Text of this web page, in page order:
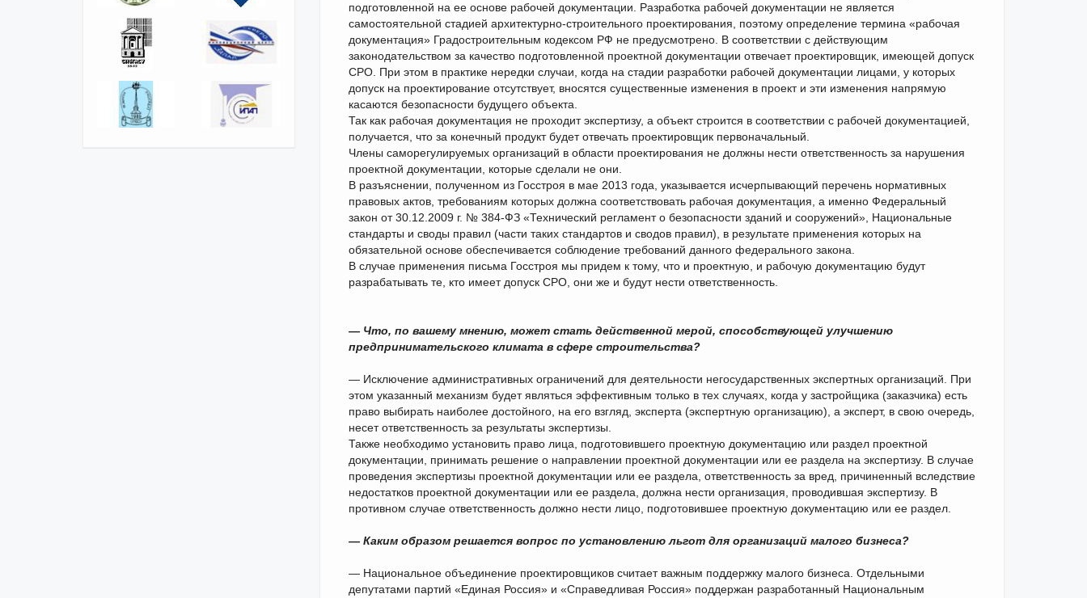
подготовленной на ее основе рабочей документации. Разработка рабочей документации не является
самостоятельной стадией архитектурно-строительного проектирования, поэтому определение термина «рабочая
документация» Градостроительным кодексом РФ не предусмотрено. В соответствии с действующим
законодательством за качество подготовленной проектной документации отвечает проектировщик, имеющей допуск
СРО. При этом в практике нередки случаи, когда на стадии разработки рабочей документации лицами, у которых
допуск на проектирование отсутствует, вносятся существенные изменения в проект и эти изменения напрямую
касаются безопасности будущего объекта.
Так как рабочая документация не проходит экспертизу, а объект строится в соответствии с рабочей документацией,
получается, что за конечный продукт будет отвечать проектировщик первоначальный.
Члены саморегулируемых организаций в области проектирования не должны нести ответственность за нарушения
проектной документации, которые сделали не они.
В разъяснении, полученном из Госстроя в мае 2013 года, указывается исчерпывающий перечень нормативных
правовых актов, требованиям которых должна соответствовать рабочая документация, а именно Федеральный
закон от 30.12.2009 г. № 384-ФЗ «Технический регламент о безопасности зданий и сооружений», Национальные
стандарты и своды правил (части таких стандартов и сводов правил), в результате применения которых на
обязательной основе обеспечивается соблюдение требований данного федерального закона.
В случае применения письма Госстроя мы придем к тому, что и проектную, и рабочую документацию будут
разрабатывать те, кто имеет допуск СРО, они же и будут нести ответственность.
— Что, по вашему мнению, может стать действенной мерой, способствующей улучшению
предпринимательского климата в сфере строительства?
— Исключение административных ограничений для деятельности негосударственных экспертных организаций. При
этом указанный механизм будет являться эффективным только в тех случаях, когда у застройщика (заказчика) есть
право выбирать наиболее достойного, на его взгляд, эксперта (экспертную организацию), а эксперт, в свою очередь,
несет ответственность за результаты экспертизы.
Также необходимо установить право лица, подготовившего проектную документацию или раздел проектной
документации, принимать решение о направлении проектной документации или ее раздела на экспертизу. В случае
проведения экспертизы проектной документации или ее раздела, ответственность за вред, причиненный вследствие
недостатков проектной документации или ее раздела, должна нести организация, проводившая экспертизу. В
противном случае ответственность должно нести лицо, подготовившее проектную документацию или ее раздел.
— Каким образом решается вопрос по установлению льгот для организаций малого бизнеса?
— Национальное объединение проектировщиков считает важным поддержку малого бизнеса. Отдельными
депутатами партий «Единая Россия» и «Справедливая Россия» поддержан разработанный Национальным